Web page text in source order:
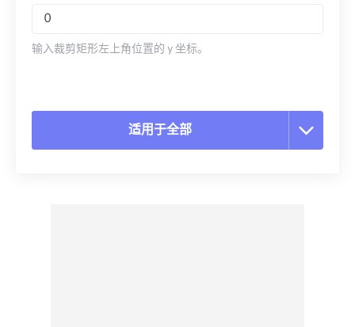
输入裁剪矩形左上角位置的 y 坐标。
适用于全部